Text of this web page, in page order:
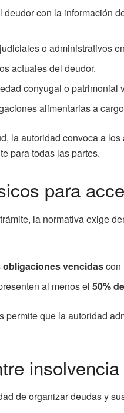
con la información
o administrativos
actuales del deudor.
conyugal o patrimonial
alimentarias a
la autoridad convoca a
para todas las partes.
para
la normativa exige
obligaciones vencidascon
al menos el50%
permite que la autoridad
de organizar deudas y